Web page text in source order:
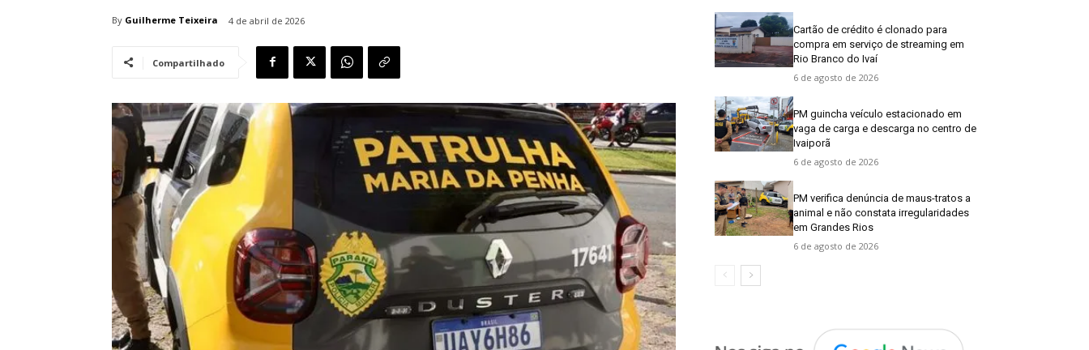
By Guilherme Teixeira 4 de abril de 2026
Compartilhado
Cartão de crédito é clonado para
compra em serviço de streaming em
Rio Branco do Ivaí
6 de agosto de 2026
PM guincha veículo estacionado em
vaga de carga e descarga no centro de
Ivaiporã
6 de agosto de 2026
PM verifica denúncia de maus-tratos a
animal e não constata irregularidades
em Grandes Rios
6 de agosto de 2026